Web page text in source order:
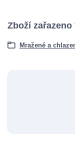
Zboží
Mražené a